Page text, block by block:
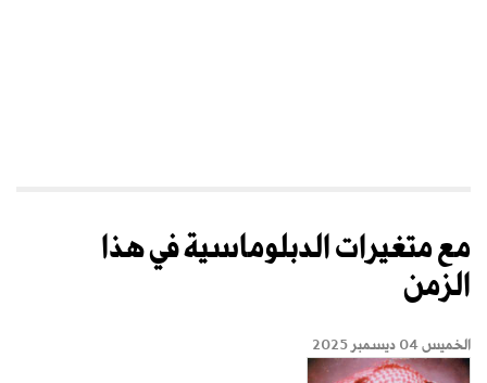
مع متغيرات الدبلوماسية في هذا
الزمن
الخميس 04 ديسمبر 2025